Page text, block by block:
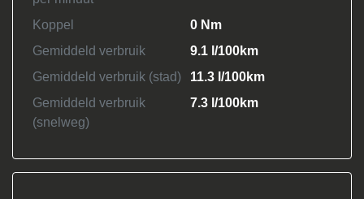
Koppel
0 Nm
Gemiddeld verbruik
9.1 l/100km
Gemiddeld verbruik (stad)
11.3 l/100km
Gemiddeld verbruik
(snelweg)
7.3 l/100km